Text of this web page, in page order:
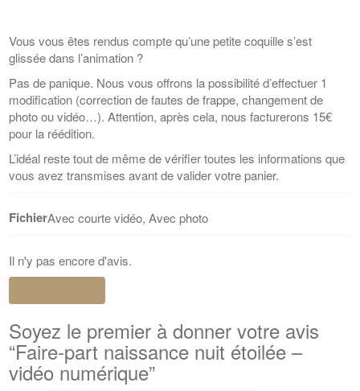
Vous vous êtes rendus compte qu’une petite coquille s’est
glissée dans l’animation ?
Pas de panique. Nous vous offrons la possibilité d’effectuer 1
modification (correction de fautes de frappe, changement de
photo ou vidéo…). Attention, après cela, nous facturerons 15€
pour la réédition.
L’idéal reste tout de même de vérifier toutes les informations que
vous avez transmises avant de valider votre panier.
FichierAvec courte vidéo, Avec photo
Il n'y pas encore d'avis.
Soyez le premier à donner votre avis
“Faire-part naissance nuit étoilée –
vidéo numérique”